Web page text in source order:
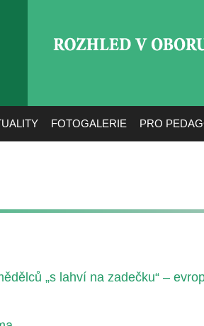
FOTOGALERIE PRO
„s lahví na zadečku“ –